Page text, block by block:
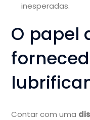
inesperadas.
O papel
Contar com uma